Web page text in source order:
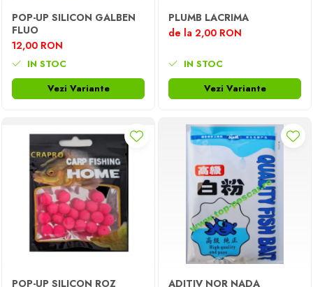
Crosete si burghie pescuit
Foarfeca pescuit
Cleste pescuit
Tub antitangle
POP-UP SILICON GALBEN
FLUO
12,00 RON
IN STOC
Vezi Variante
PLUMB LACRIMA
de la 2,00 RON
IN STOC
Vezi Variante
POP-UP SILICON ROZ
ADITIV NOR NADA